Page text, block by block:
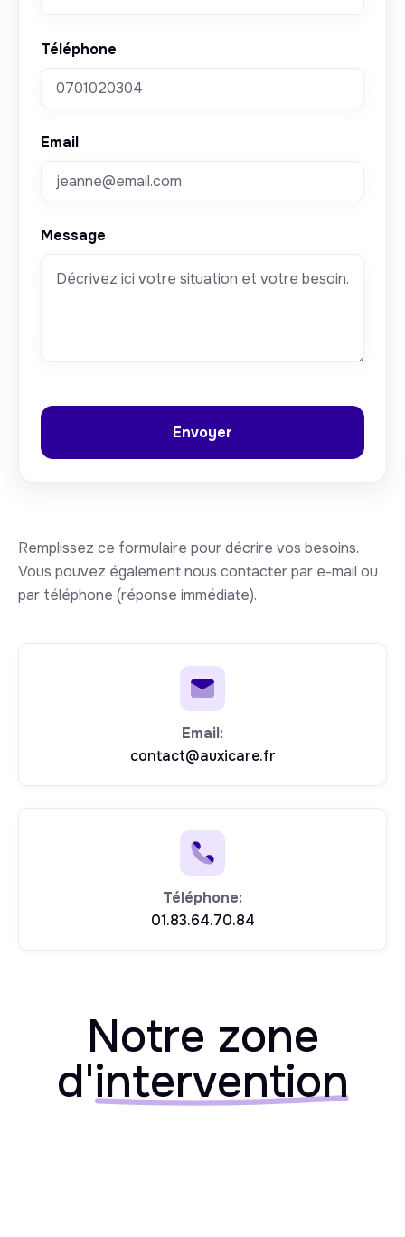
Téléphone
Email
Message
Remplissez ce formulaire pour décrire vos besoins.
Vous pouvez également nous contacter par e-mail ou
par téléphone (réponse immédiate).
Email:
contact@auxicare.fr
Téléphone:
01.83.64.70.84
Notre zone
d'intervention